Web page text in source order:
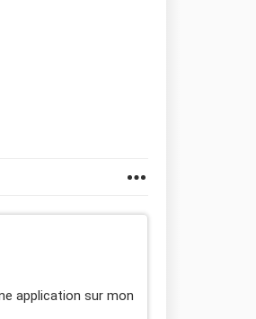
application sur mon